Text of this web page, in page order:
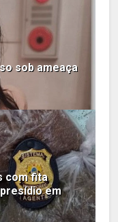
sob ameaça
com fita
em